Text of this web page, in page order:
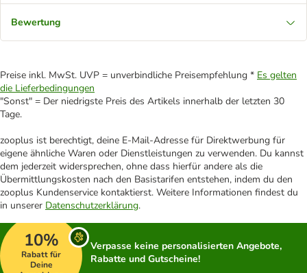
Bewertung
Preise inkl. MwSt. UVP = unverbindliche Preisempfehlung * Es gelten
die Lieferbedingungen
"Sonst" = Der niedrigste Preis des Artikels innerhalb der letzten 30
Tage.
zooplus ist berechtigt, deine E-Mail-Adresse für Direktwerbung für
eigene ähnliche Waren oder Dienstleistungen zu verwenden. Du kannst
dem jederzeit widersprechen, ohne dass hierfür andere als die
Übermittlungskosten nach den Basistarifen entstehen, indem du den
zooplus Kundenservice kontaktierst. Weitere Informationen findest du
in unserer Datenschutzerklärung.
10%
Rabatt für
Deine
Verpasse keine personalisierten Angebote,
Rabatte und Gutscheine!